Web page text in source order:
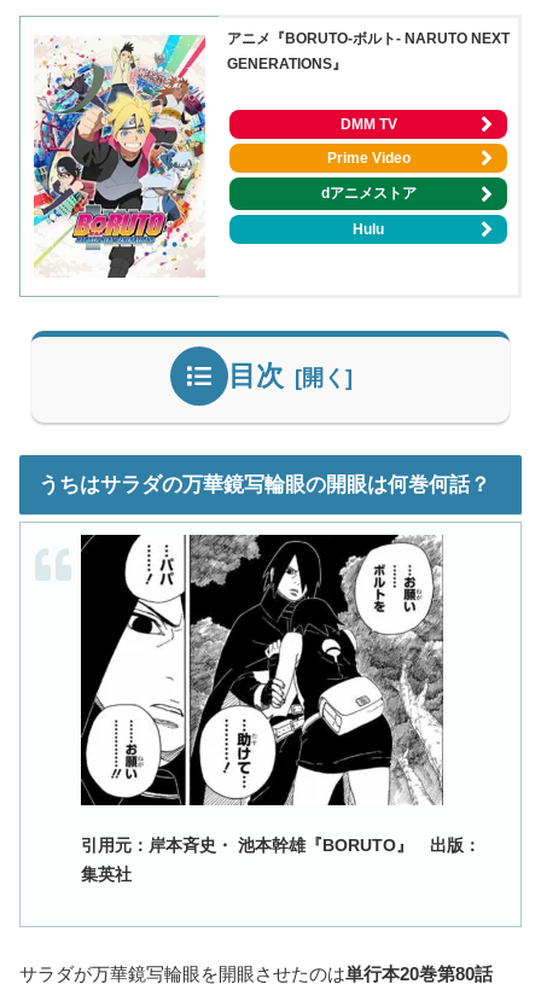
アニメ『BORUTO-ボルト- NARUTO NEXT
GENERATIONS』
DMM TV
Prime Video
dアニメストア
Hulu
目次
うちはサラダの万華鏡写輪眼の開眼は何巻何話？
引用元：岸本斉史・ 池本幹雄『BORUTO』 出版：
集英社
サラダが万華鏡写輪眼を開眼させたのは単行本20巻第80話